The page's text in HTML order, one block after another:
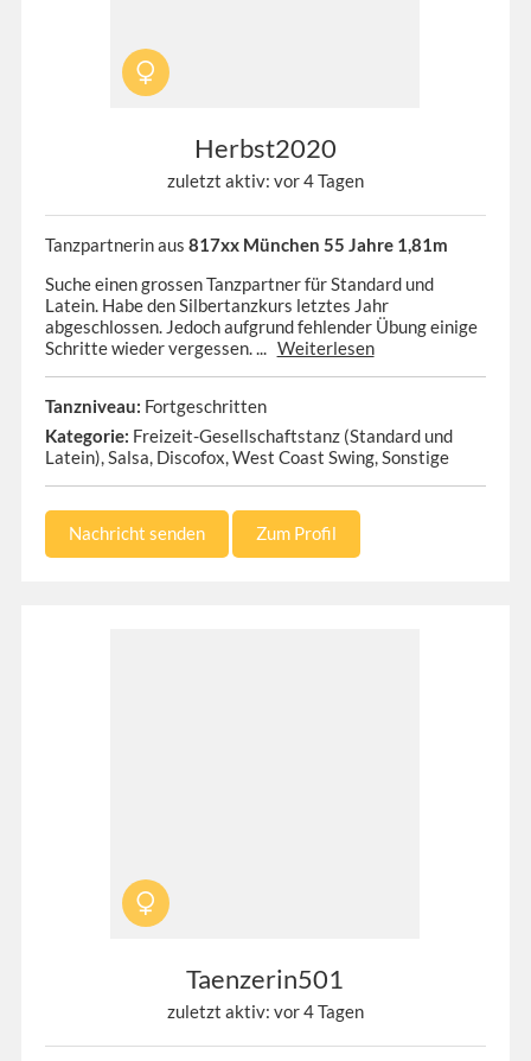
Herbst2020
zuletzt aktiv: vor 4 Tagen
Tanzpartnerin aus 817xx München 55 Jahre 1,81m
Suche einen grossen Tanzpartner für Standard und
Latein. Habe den Silbertanzkurs letztes Jahr
abgeschlossen. Jedoch aufgrund fehlender Übung einige
Schritte wieder vergessen. ... Weiterlesen
Tanzniveau: Fortgeschritten
Kategorie: Freizeit-Gesellschaftstanz (Standard und
Latein), Salsa, Discofox, West Coast Swing, Sonstige
Nachricht senden Zum Profil
Taenzerin501
zuletzt aktiv: vor 4 Tagen